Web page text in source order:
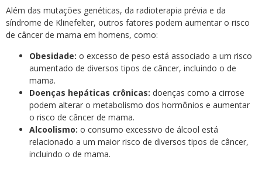
Além das mutações genéticas, da radioterapia prévia e da
síndrome de Klinefelter, outros fatores podem aumentar o risco
de câncer de mama em homens, como:
Obesidade: o excesso de peso está associado a um risco
aumentado de diversos tipos de câncer, incluindo o de
mama.
Doenças hepáticas crônicas: doenças como a cirrose
podem alterar o metabolismo dos hormônios e aumentar
o risco de câncer de mama.
Alcoolismo: o consumo excessivo de álcool está
relacionado a um maior risco de diversos tipos de câncer,
incluindo o de mama.